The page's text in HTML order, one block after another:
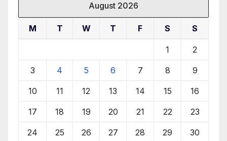
August 2026
M T W T F S S
1 2
3 4 5 6 7 8 9
10 11 12 13 14 15 16
17 18 19 20 21 22 23
24 25 26 27 28 29 30